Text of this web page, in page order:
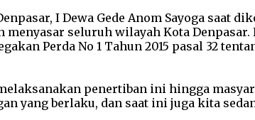
I Dewa Gede Anom Sayoga saat
menyasar seluruh wilayah Kota
Perda No 1 Tahun 2015 pasal 32
penertiban ini hingga
yang berlaku, dan saat ini juga kita